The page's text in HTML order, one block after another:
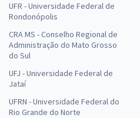
UFR - Universidade Federal de
Rondonópolis
CRA MS - Conselho Regional de
Administração do Mato Grosso
do Sul
UFJ - Universidade Federal de
Jataí
UFRN - Universidade Federal do
Rio Grande do Norte